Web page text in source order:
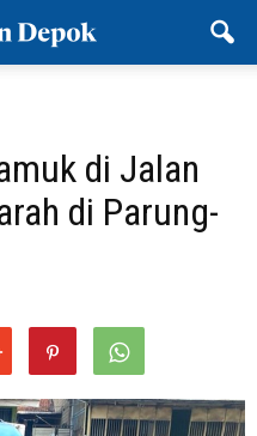
di Jalan
di Parung-